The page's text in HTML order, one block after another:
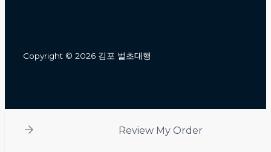
Copyright © 2026 김포 벌초대행
Review My Order